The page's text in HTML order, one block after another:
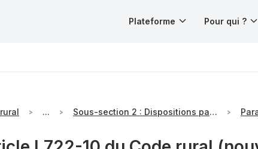
Plateforme Pour qui ?
... Sous-section 2 : Dispositions particulières aux différentes branches